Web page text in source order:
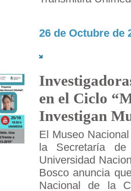
26 de Octubre de
en el Ciclo
Investigan
El Museo
la Secretaría
Universidad
Bosco anuncia
Nacional de la